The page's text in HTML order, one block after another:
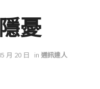
憂
月 20 日 in 通訊達人